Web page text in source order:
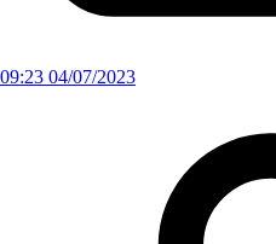
09:23 04/07/2023